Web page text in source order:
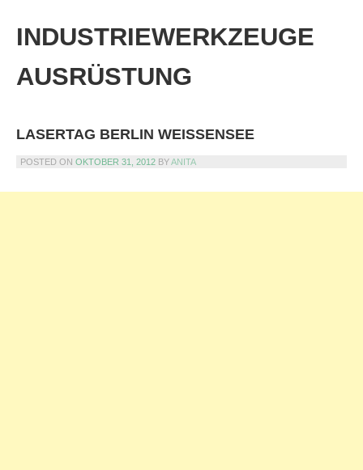
content
INDUSTRIEWERKZEUGE
AUSRÜSTUNG
LASERTAG BERLIN WEISSENSEE
POSTED ON OKTOBER 31, 2012 BYANITA